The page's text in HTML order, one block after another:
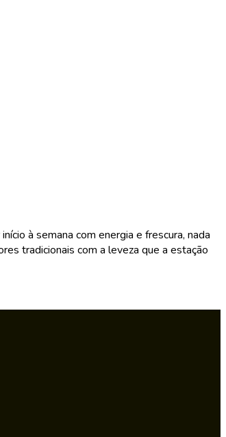
à semana com energia e frescura, nada
tradicionais com a leveza que a estação